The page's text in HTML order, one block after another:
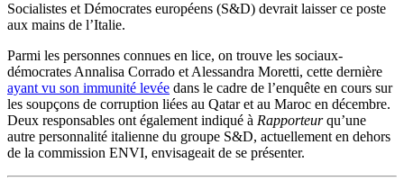
Socialistes et Démocrates européens (S&D) devrait laisser ce poste
aux mains de l’Italie.
Parmi les personnes connues en lice, on trouve les sociaux-
démocrates Annalisa Corrado et Alessandra Moretti, cette dernière
ayant vu son immunité levée dans le cadre de l’enquête en cours sur
les soupçons de corruption liées au Qatar et au Maroc en décembre.
Deux responsables ont également indiqué à Rapporteurqu’une
autre personnalité italienne du groupe S&D, actuellement en dehors
de la commission ENVI, envisageait de se présenter.